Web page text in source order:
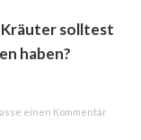
Kräuter solltest
haben?
einen Kommentar